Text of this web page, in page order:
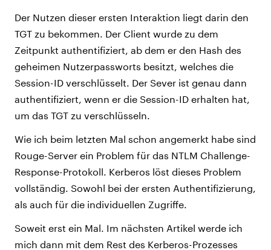
Der Nutzen dieser ersten Interaktion liegt darin den
TGT zu bekommen. Der Client wurde zu dem
Zeitpunkt authentifiziert, ab dem er den Hash des
geheimen Nutzerpassworts besitzt, welches die
Session-ID verschlüsselt. Der Sever ist genau dann
authentifiziert, wenn er die Session-ID erhalten hat,
um das TGT zu verschlüsseln.
Wie ich beim letzten Mal schon angemerkt habe sind
Rouge-Server ein Problem für das NTLM Challenge-
Response-Protokoll. Kerberos löst dieses Problem
vollständig. Sowohl bei der ersten Authentifizierung,
als auch für die individuellen Zugriffe.
Soweit erst ein Mal. Im nächsten Artikel werde ich
mich dann mit dem Rest des Kerberos-Prozesses